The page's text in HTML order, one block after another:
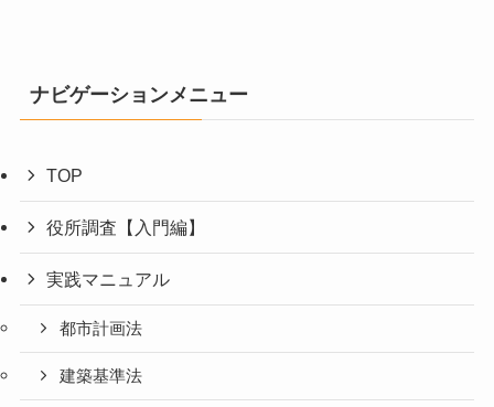
ナビゲーションメニュー
TOP
役所調査【入門編】
実践マニュアル
都市計画法
建築基準法